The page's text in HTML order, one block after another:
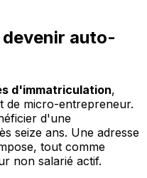
auto-
d'immatriculation,
de micro-entrepreneur.
d'une
seize ans. Une adresse
tout comme
non salarié actif.